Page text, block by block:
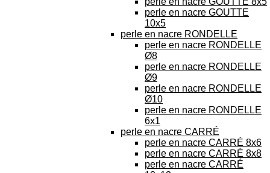
perle en nacre GOUTTE
10x5
perle en nacre RONDELLE
perle en nacre RONDELLE
Ø8
perle en nacre RONDELLE
Ø9
perle en nacre RONDELLE
Ø10
perle en nacre RONDELLE
6x1
perle en nacre CARRÉ
perle en nacre CARRÉ 8x6
perle en nacre CARRÉ 8x8
perle en nacre CARRÉ